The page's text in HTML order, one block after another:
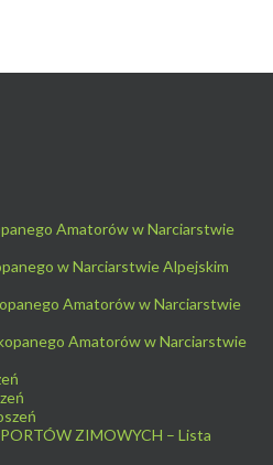
Amatorów w Narciarstwie
w Narciarstwie Alpejskim
Amatorów w Narciarstwie
Amatorów w Narciarstwie
ZIMOWYCH – Lista